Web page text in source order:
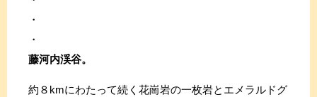
・
・
藤河内渓谷。
約８kmにわたって続く花崗岩の一枚岩とエメラルドグ